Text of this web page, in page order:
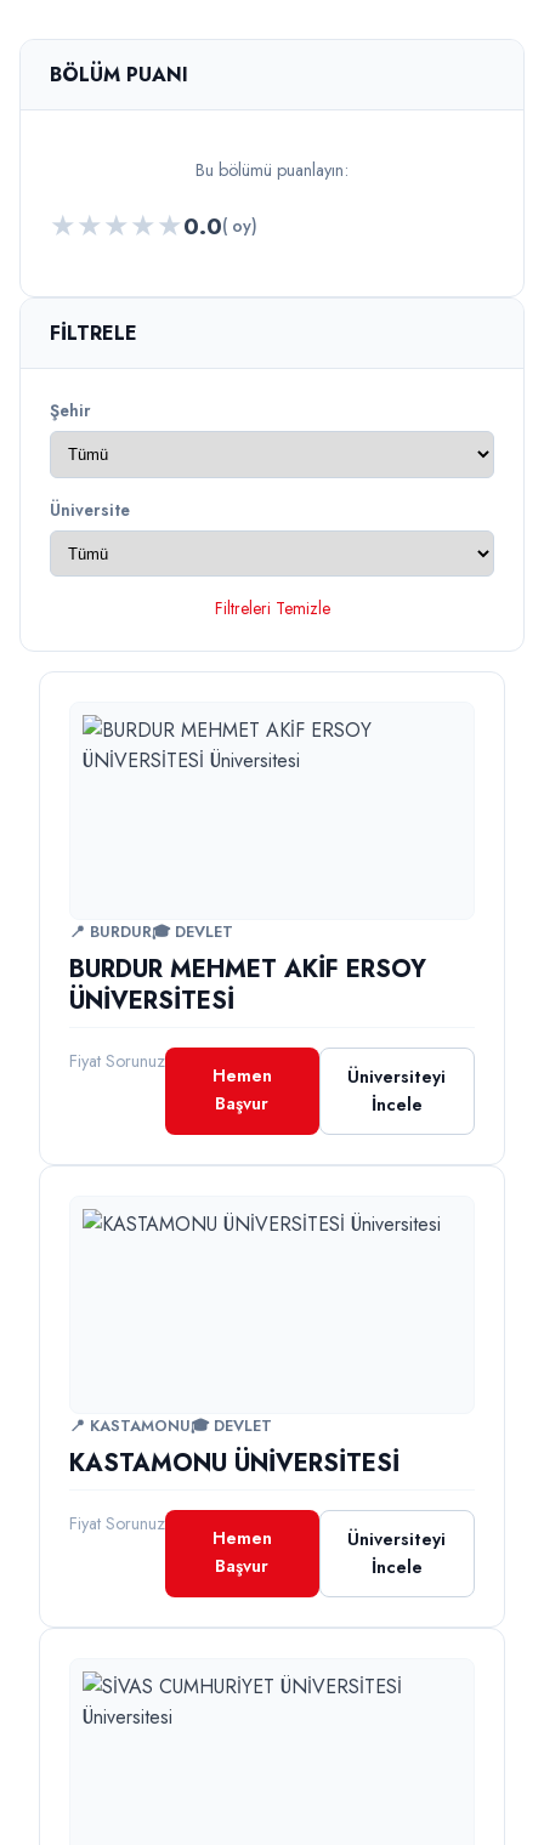
BÖLÜM PUANI
Bu bölümü puanlayın:
★★★★★0.0( oy)
FILTRELE
Şehir
Üniversite
Filtreleri Temizle
📍 BURDUR🎓 DEVLET
BURDUR MEHMET AKİF ERSOY
ÜNİVERSİTESİ
Fiyat Sorunuz
Hemen
Başvur
Üniversiteyi
İncele
📍 KASTAMONU🎓 DEVLET
KASTAMONU ÜNİVERSİTESİ
Fiyat Sorunuz
Hemen
Başvur
Üniversiteyi
İncele